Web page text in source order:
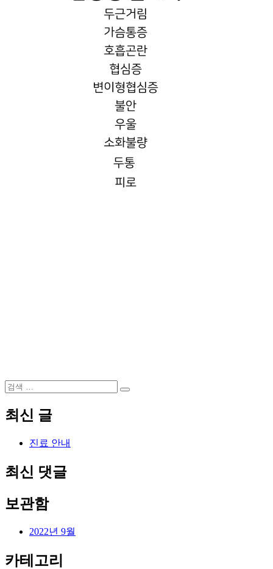
검
검
최신 글
진료 안내
최신 댓글
보관함
2022년 9월
카테고리